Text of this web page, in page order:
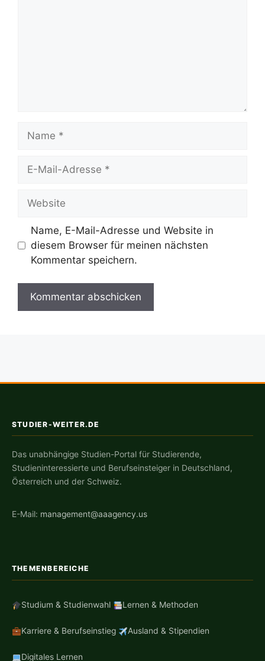
Name
Website
Name, E-Mail-Adresse und Website in
diesem Browser für meinen nächsten
Kommentar speichern.
STUDIER-WEITER.DE
Das unabhängige Studien-Portal für Studierende,
Studieninteressierte und Berufseinsteiger in Deutschland,
Österreich und der Schweiz.
E-Mail: management@aaagency.us
THEMENBEREICHE
Studium & Studienwahl Lernen & Methoden
Karriere & Berufseinstieg Ausland & Stipendien
Digitales Lernen